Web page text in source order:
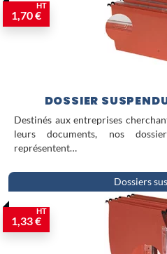
1,70 €
HT
DOSSIER
Destinés aux entreprises
leurs documents, nos
représentent…
Dossiers
1,33 €
HT